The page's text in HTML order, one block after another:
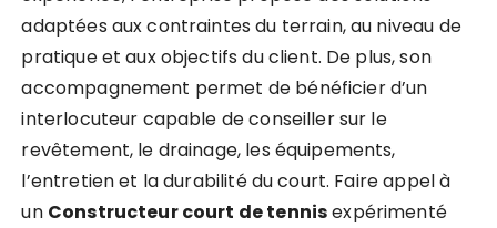
adaptées aux contraintes du terrain, au niveau de
pratique et aux objectifs du client. De plus, son
accompagnement permet de bénéficier d’un
interlocuteur capable de conseiller sur le
revêtement, le drainage, les équipements,
l’entretien et la durabilité du court. Faire appel à
un Constructeur court de tennisexpérimenté